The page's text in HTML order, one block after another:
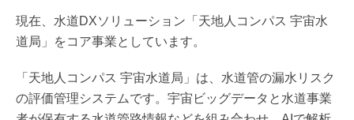
現在、水道DXソリューション「天地人コンパス 宇宙水
道局」をコア事業としています。
「天地人コンパス 宇宙水道局」は、水道管の漏水リスク
の評価管理システムです。宇宙ビッグデータと水道事業